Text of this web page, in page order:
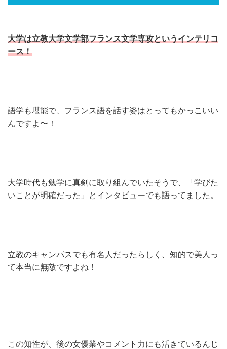
大学は立教大学文学部フランス文学専攻というインテリコ
ース！
語学も堪能で、フランス語を話す姿はとってもかっこいい
んですよ〜！
大学時代も勉学に真剣に取り組んでいたそうで、「学びた
いことが明確だった」とインタビューでも語ってました。
立教のキャンパスでも有名人だったらしく、知的で美人っ
て本当に無敵ですよね！
この知性が、後の女優業やコメント力にも活きているんじ